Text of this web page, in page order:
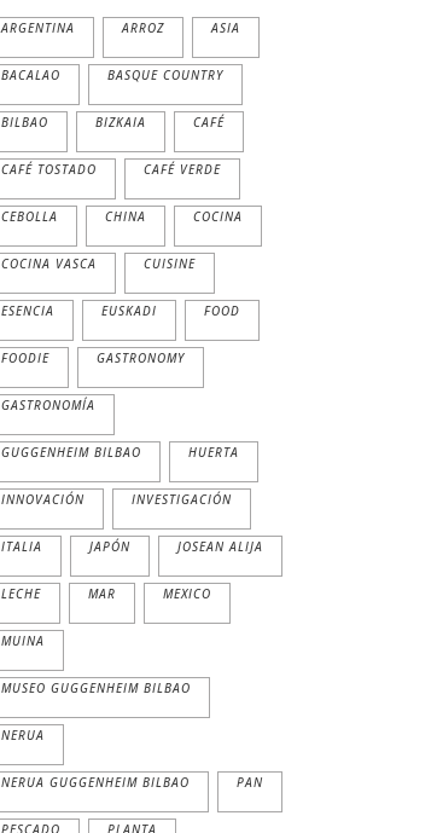
ARGENTINA ARROZ ASIA
BACALAO BASQUE COUNTRY
BILBAO BIZKAIA CAFÉ
CAFÉ TOSTADO CAFÉ VERDE
CEBOLLA CHINA COCINA
COCINA VASCA CUISINE
ESENCIA EUSKADI FOOD
FOODIE GASTRONOMY
GASTRONOMÍA
GUGGENHEIM BILBAO HUERTA
INNOVACIÓN INVESTIGACIÓN
ITALIA JAPÓN JOSEAN ALIJA
LECHE MAR MEXICO
MUINA
MUSEO GUGGENHEIM BILBAO
NERUA
NERUA GUGGENHEIM BILBAO PAN
PESCADO PLANTA